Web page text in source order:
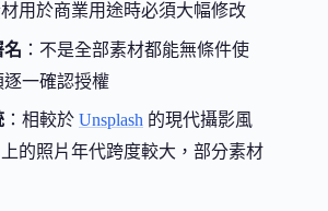
材用於商業用途時必須大幅修改
名 ：不是全部素材都能無條件使
一確認授權
：相較於 Unsplash 的現代攝影風
上的照片年代跨度較大，部分素材